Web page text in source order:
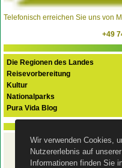
Telefonisch erreichen Sie uns von
+49
Die Regionen des Landes
Reisevorbereitung
Kultur
Nationalparks
Pura Vida Blog
Ihre
mit
– ist mit
Wir verwenden Cookies,
Nutzererlebnis auf
Informationen finden Sie